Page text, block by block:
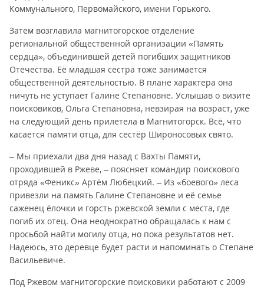
Коммунального, Первомайского, имени Горького.
Затем возглавила магнитогорское отделение
региональной общественной организации «Память
сердца», объединившей детей погибших защитников
Отечества. Её младшая сестра тоже занимается
общественной деятельностью. В плане характера она
ничуть не уступает Галине Степановне. Услышав о визите
поисковиков, Ольга Степановна, невзирая на возраст, уже
на следующий день прилетела в Магнитогорск. Всё, что
касается памяти отца, для сестёр Широносовых свято.
– Мы приехали два дня назад с Вахты Памяти,
проходившей в Ржеве, – поясняет командир поискового
отряда «Феникс» Артём Любецкий. – Из «боевого» леса
привезли на память Галине Степановне и её семье
саженец ёлочки и горсть ржевской земли с места, где
погиб их отец. Она неоднократно обращалась к нам с
просьбой найти могилу отца, но пока результатов нет.
Надеюсь, это деревце будет расти и напоминать о Степане
Васильевиче.
Под Ржевом магнитогорские поисковики работают с 2009